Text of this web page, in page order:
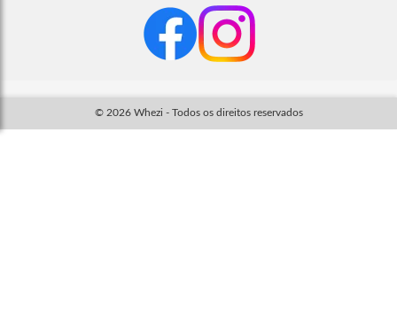
© 2026 Whezi - Todos os direitos reservados